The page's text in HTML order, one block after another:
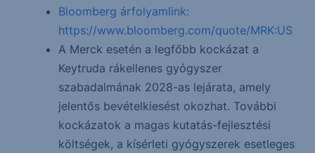
Bloomberg árfolyamlink:
https://www.bloomberg.com/quote/MRK:US
A Merck esetén a legfőbb kockázat a
Keytruda rákellenes gyógyszer
szabadalmának 2028-as lejárata, amely
jelentős bevételkiesést okozhat. További
kockázatok a magas kutatás-fejlesztési
költségek, a kísérleti gyógyszerek esetleges